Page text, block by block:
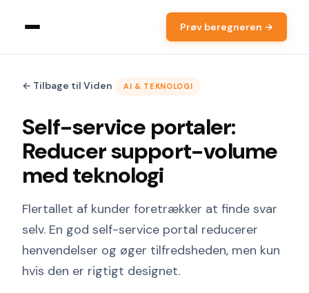
Prøv beregneren →
← Tilbage til Viden AI & TEKNOLOGI
Self-service portaler:
Reducer support-volume
med teknologi
Flertallet af kunder foretrækker at finde svar
selv. En god self-service portal reducerer
henvendelser og øger tilfredsheden, men kun
hvis den er rigtigt designet.